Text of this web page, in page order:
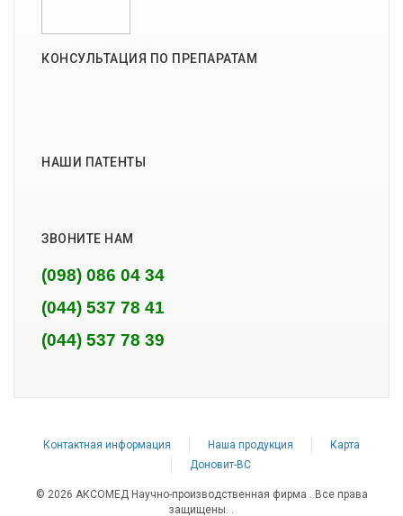
КОНСУЛЬТАЦИЯ ПО ПРЕПАРАТАМ
НАШИ ПАТЕНТЫ
ЗВОНИТЕ НАМ
(098) 086 04 34
(044) 537 78 41
(044) 537 78 39
Контактная информация Наша продукция
Карта
Доновит-ВС
© 2026 АКСОМЕД Научно-производственная фирма . Все права
защищены. .